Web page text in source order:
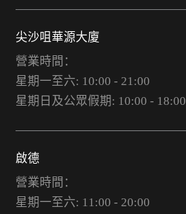
尖沙咀華源大廈
營業時間：
星期一至六: 10:00 - 21:00
星期日及公眾假期: 10:00 - 18:00
啟德
營業時間：
星期一至六: 11:00 - 20:00